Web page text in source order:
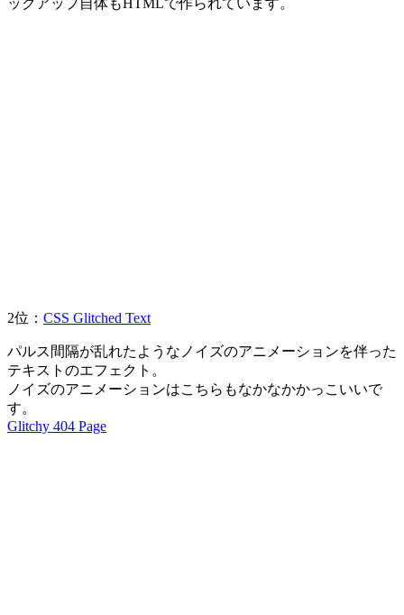
2位： CSS Glitched Text
パルス間隔が乱れたようなノイズのアニメーションを伴った
テキストのエフェクト。
ノイズのアニメーションはこちらもなかなかかっこいいで
す。
Glitchy 404 Page